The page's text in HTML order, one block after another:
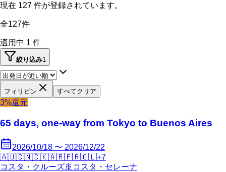
現在 127 件が登録されています。
全127件
適用中 1 件
絞り込み1
フィリピン すべてクリア
3%還元
65 days, one-way from Tokyo to Buenos Aires
2026/10/18 〜 2026/12/22
🇦🇺🇨🇳🇨🇰🇦🇷🇫🇷🇨🇱+7
コスタ・クルーズ🚢 コスタ・セレーナ